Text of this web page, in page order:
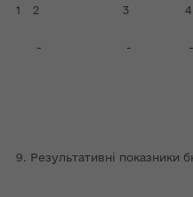
1 2 3 4
- - -
9. Результативні показники